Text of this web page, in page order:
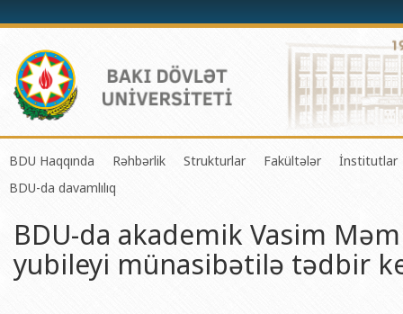
BDU Haqqında
BDU-nun tarixi
BDU-nun Missiya və Strateji inkişaf planı
BDU-nun İnkişaf Proqramı (2014-2020)
Rəhbərlik
Prorektorlar
Elmi Şura
Strukturlar
Elmi fəaliyyətin təşkili və
Informasiya Texnologiyaları
Fakültələr
Tətbiqi riyaziyyat
Fizika fakültəsi
İnstitutlar
BDU-da davamlılıq
BDU-da akademik Vasim
yubileyi münasibətilə tədbir